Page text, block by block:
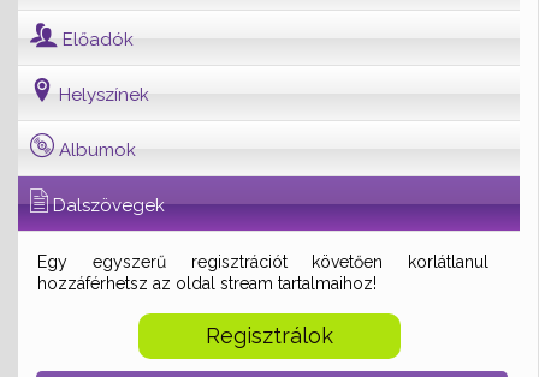
Előadók
Helyszínek
Albumok
Dalszövegek
Egy egyszerű regisztrációt követően korlátlanul
hozzáférhetsz az oldal stream tartalmaihoz!
Regisztrálok